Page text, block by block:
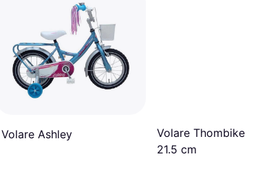
Volare Ashley
Volare Thombike 12
21.5 cm